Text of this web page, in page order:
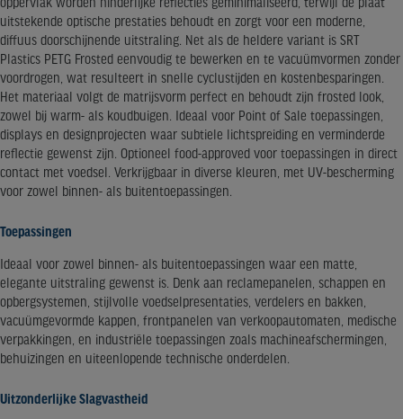
oppervlak worden hinderlijke reflecties geminimaliseerd, terwijl de plaat
uitstekende optische prestaties behoudt en zorgt voor een moderne,
diffuus doorschijnende uitstraling. Net als de heldere variant is SRT
Plastics PETG Frosted eenvoudig te bewerken en te vacuümvormen zonder
voordrogen, wat resulteert in snelle cyclustijden en kostenbesparingen.
Het materiaal volgt de matrijsvorm perfect en behoudt zijn frosted look,
zowel bij warm- als koudbuigen. Ideaal voor Point of Sale toepassingen,
displays en designprojecten waar subtiele lichtspreiding en verminderde
reflectie gewenst zijn. Optioneel food-approved voor toepassingen in direct
contact met voedsel. Verkrijgbaar in diverse kleuren, met UV-bescherming
voor zowel binnen- als buitentoepassingen.
Toepassingen
Ideaal voor zowel binnen- als buitentoepassingen waar een matte,
elegante uitstraling gewenst is. Denk aan reclamepanelen, schappen en
opbergsystemen, stijlvolle voedselpresentaties, verdelers en bakken,
vacuümgevormde kappen, frontpanelen van verkoopautomaten, medische
verpakkingen, en industriële toepassingen zoals machineafschermingen,
behuizingen en uiteenlopende technische onderdelen.
Uitzonderlijke Slagvastheid